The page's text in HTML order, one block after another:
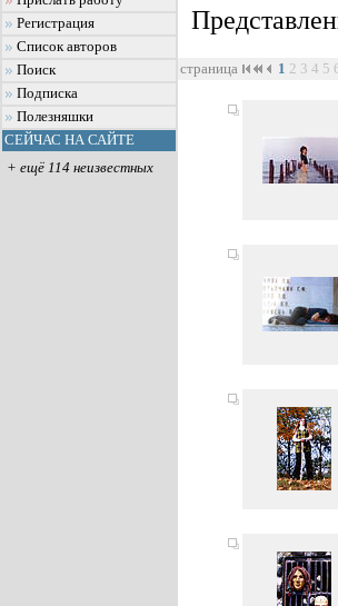
Регистрация
Список авторов
Поиск
Подписка
Полезняшки
СЕЙЧАС НА САЙТЕ
+ ещё 114 неизвестных
страница 1 2 3 4 5